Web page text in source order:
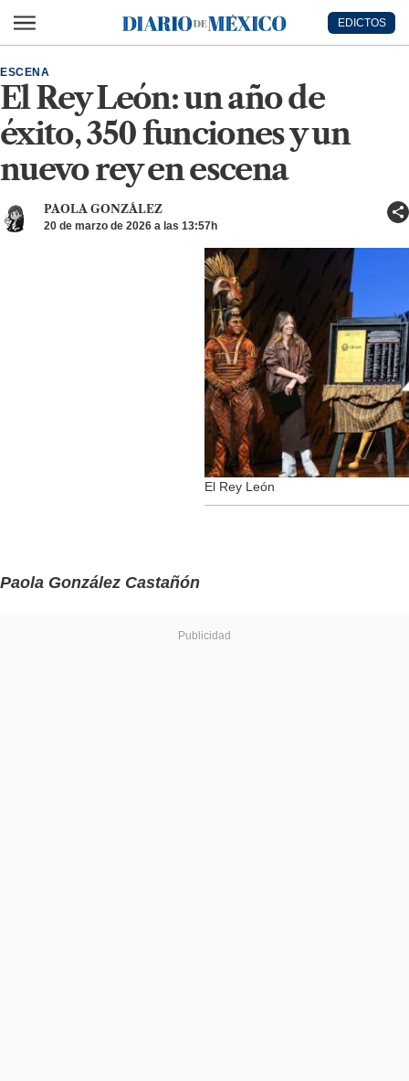
Diario de México
EDICTOS
El Rey León: un año de
éxito, 350 funciones y un
nuevo rey en escena
ESCENA
PAOLA GONZÁLEZ
20 de marzo de 2026 a las 13:57h
El Rey León
Paola González Castañón